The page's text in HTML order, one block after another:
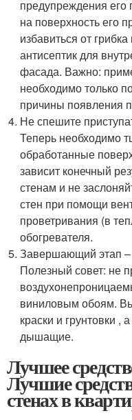
предупреждения его
на поверхность его
избавиться от
антисептик для
фасада. Важно:
необходимо только
причины появления
Не спешите
Теперь необходимо
обработанные
зависит конечный
стенам и не
стен при помощи
проветривания (в
обогревателя.
Завершающий этап –
Полезный совет: не
виниловым обоям.
краски и грунтовки ,
дышащие.
Лучшее
Лучшие
стенах в